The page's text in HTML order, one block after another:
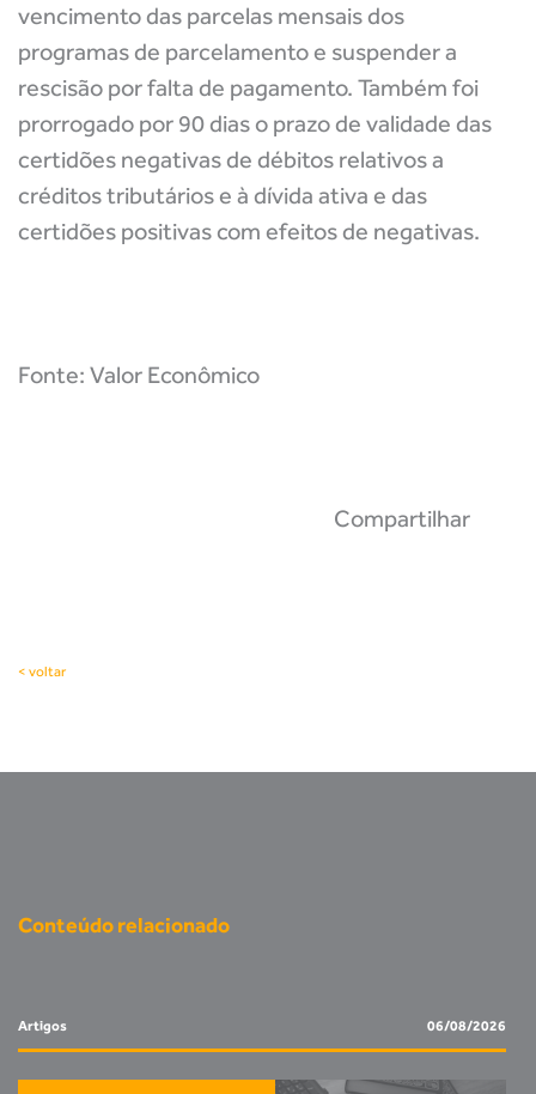
vencimento das parcelas mensais dos
programas de parcelamento e suspender a
rescisão por falta de pagamento. Também foi
prorrogado por 90 dias o prazo de validade das
certidões negativas de débitos relativos a
créditos tributários e à dívida ativa e das
certidões positivas com efeitos de negativas.
Fonte: Valor Econômico
Compartilhar
< voltar
Conteúdo relacionado
Artigos 06/08/2026